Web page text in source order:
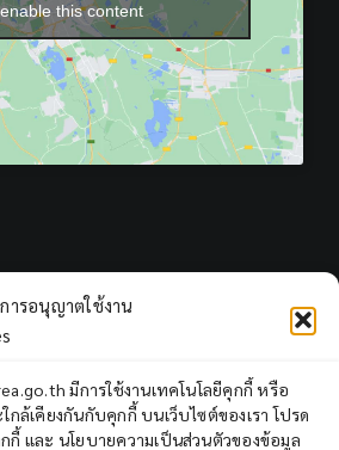
ารอนุญาตใช้งาน
มีการใช้งานเทคโนโลยีคุกกี้ หรือ
ล้เคียงกันกับคุกกี้ บนเว็บไซต์ของเรา โปรด
กี้ และ นโยบายความเป็นส่วนตัวของข้อมูล
enable this content
: 2164